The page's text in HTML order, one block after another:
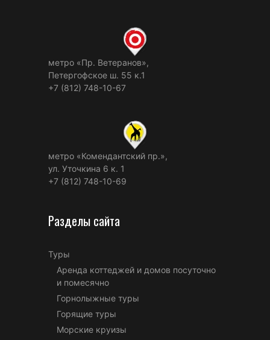
метро «Пр. Ветеранов»,
Петергофское ш. 55 к.1
+7 (812) 748-10-67
метро «Комендантский пр.»,
ул. Уточкина 6 к. 1
+7 (812) 748-10-69
Разделы сайта
Туры
Аренда коттеджей и домов посуточно
и помесячно
Горнолыжные туры
Горящие туры
Морские круизы